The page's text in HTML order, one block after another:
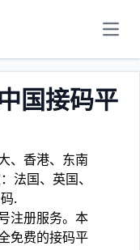
国接码平
、香港、东南
法国、英国、
.
注册服务。本
免费的接码平